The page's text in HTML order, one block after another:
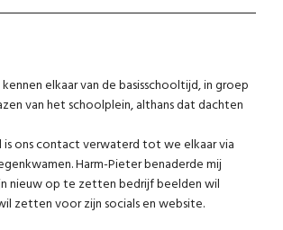
elkaar van de basisschooltijd, in groep
van het schoolplein, althans dat dachten
is ons contact verwaterd tot we elkaar via
Harm-Pieter benaderde mij
nieuw op te zetten bedrijf beelden wil
zetten voor zijn socials en website.